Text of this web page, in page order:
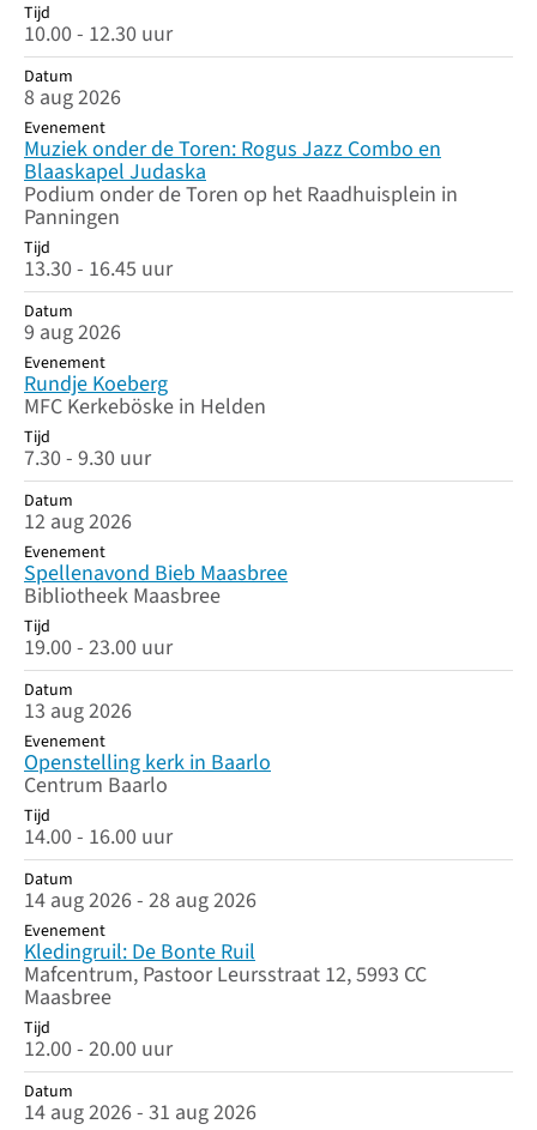
Tijd
10.00 - 12.30 uur
Datum
8 aug 2026
Evenement
Muziek onder de Toren: Rogus Jazz Combo en
Blaaskapel Judaska
Podium onder de Toren op het Raadhuisplein in
Panningen
Tijd
13.30 - 16.45 uur
Datum
9 aug 2026
Evenement
Rundje Koeberg
MFC Kerkeböske in Helden
Tijd
7.30 - 9.30 uur
Datum
12 aug 2026
Evenement
Spellenavond Bieb Maasbree
Bibliotheek Maasbree
Tijd
19.00 - 23.00 uur
Datum
13 aug 2026
Evenement
Openstelling kerk in Baarlo
Centrum Baarlo
Tijd
14.00 - 16.00 uur
Datum
14 aug 2026 - 28 aug 2026
Evenement
Kledingruil: De Bonte Ruil
Mafcentrum, Pastoor Leursstraat 12, 5993 CC
Maasbree
Tijd
12.00 - 20.00 uur
Datum
14 aug 2026 - 31 aug 2026